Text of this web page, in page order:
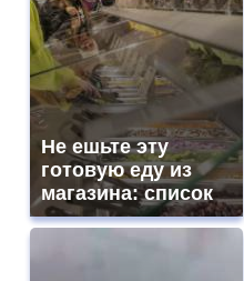
Не ешьте эту
готовую еду из
магазина: список